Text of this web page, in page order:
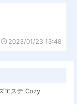
2023/01/23 13:48
エステ Cozy